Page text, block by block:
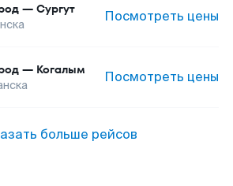
— Сургут Посмотреть цены
— Когалым Посмотреть цены
больше рейсов